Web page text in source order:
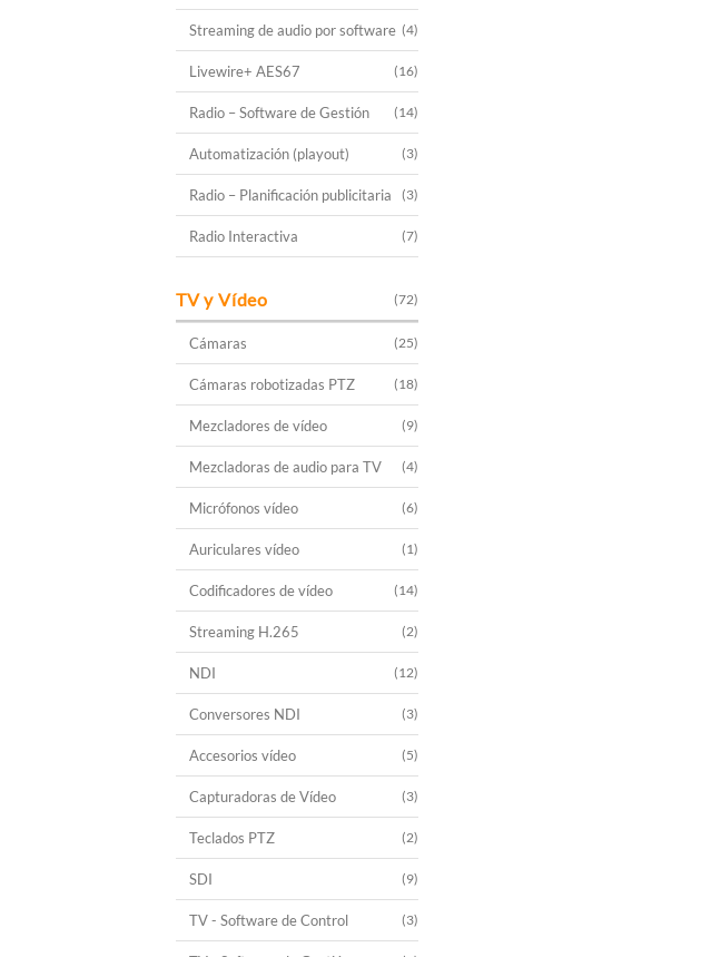
Streaming de audio por software (4)
Livewire+ AES67 (16)
Radio – Software de Gestión (14)
Automatización (playout) (3)
Radio – Planificación publicitaria (3)
Radio Interactiva (7)
TV y Vídeo (72)
Cámaras (25)
Cámaras robotizadas PTZ (18)
Mezcladores de vídeo (9)
Mezcladoras de audio para TV (4)
Micrófonos vídeo (6)
Auriculares vídeo (1)
Codificadores de vídeo (14)
Streaming H.265 (2)
NDI (12)
Conversores NDI (3)
Accesorios vídeo (5)
Capturadoras de Vídeo (3)
Teclados PTZ (2)
SDI (9)
TV - Software de Control (3)